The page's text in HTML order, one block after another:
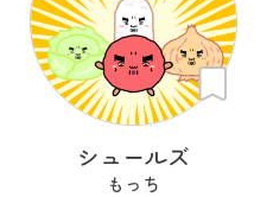
シュールズ
もっち